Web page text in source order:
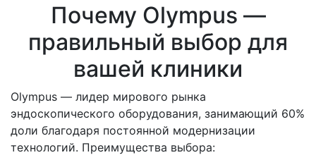
Почему Olympus —
правильный выбор для
вашей клиники
Olympus — лидер мирового рынка
эндоскопического оборудования, занимающий 60%
доли благодаря постоянной модернизации
технологий. Преимущества выбора: